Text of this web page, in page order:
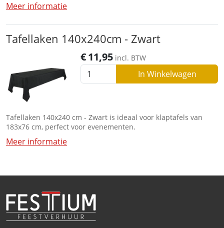
Meer informatie
Tafellaken 140x240cm - Zwart
€11,95 incl. BTW
In Winkelwagen
Tafellaken 140x240 cm - Zwart is ideaal voor klaptafels van
183x76 cm, perfect voor evenementen.
Meer informatie